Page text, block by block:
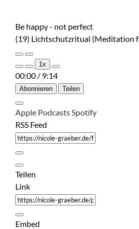
Be happy - not perfect
(19) Lichtschutzritual (Meditation
Play
Episode
Pause
Episode
1x
00:00 / 9:14
Abonnieren Teilen
Apple Podcasts Spotify
RSS Feed
Teilen
Link
Embed